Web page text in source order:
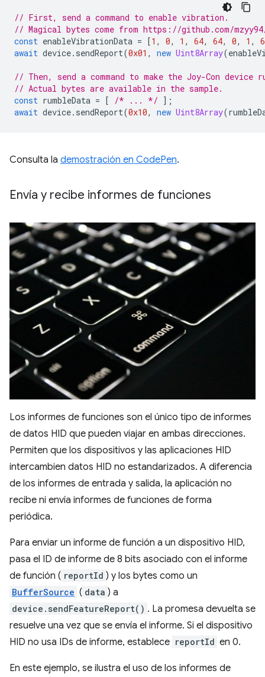
// First, send a command to enable vibration.
// Magical bytes come from https://github.com/
const enableVibrationData = [1 , 0, 1 , 64, 64, 0, 1 ,
await device. sendReport(0x01 , new Uint8Array(
// Then, send a command to make the Joy-Con device
// Actual bytes are available in the sample.
const rumbleData = [ /* ... */ ];
await device. sendReport(0x10, new Uint8Array(
Consulta la demostración en CodePen.
Envía y recibe informes de funciones
Los informes de funciones son el único tipo de informes
de datos HID que pueden viajar en ambas direcciones.
Permiten que los dispositivos y las aplicaciones HID
intercambien datos HID no estandarizados. A diferencia
de los informes de entrada y salida, la aplicación no
recibe ni envía informes de funciones de forma
periódica.
Para enviar un informe de función a un dispositivo HID,
pasa el ID de informe de 8 bits asociado con el informe
de función ( reportId ) y los bytes como un
BufferSource ( data ) a
device.sendFeatureReport() . La promesa devuelta se
resuelve una vez que se envía el informe. Si el dispositivo
HID no usa IDs de informe, establece reportId en 0.
En este ejemplo, se ilustra el uso de los informes de